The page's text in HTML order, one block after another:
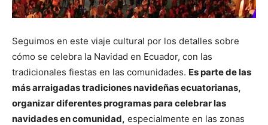
Seguimos en este viaje cultural por los detalles sobre
cómo se celebra la Navidad en Ecuador, con las
tradicionales fiestas en las comunidades. Es parte de las
más arraigadas tradiciones navideñas ecuatorianas,
organizar diferentes programas para celebrar las
navidades en comunidad, especialmente en las zonas